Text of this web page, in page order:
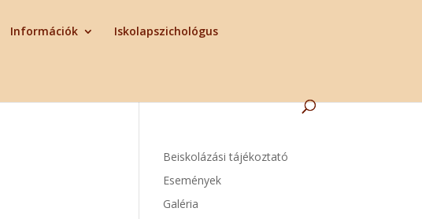
Információk Iskolapszichológus
Beiskolázási tájékoztató
Események
Galéria